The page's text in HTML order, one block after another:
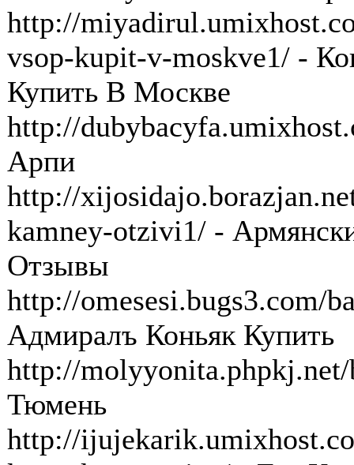
http://
vsop-kupit-v-moskve1/ -
Купить В Москве
http://
Арпи
http://
kamney-otzivi1/ -
Отзывы
http://omesesi.bugs3.com/
Адмиралъ Коньяк Купить
http://
Тюмень
http://